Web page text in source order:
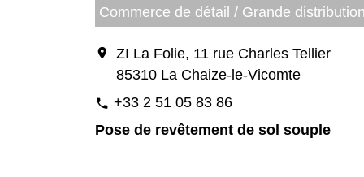
Commerce de détail / Grande
location_on
ZI La Folie, 11 rue Charles Tellier
85310 La Chaize-le-Vicomte
phone +33 2 51 05 83 86
Pose de revêtement de sol souple